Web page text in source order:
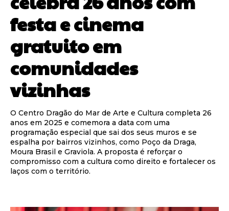
festa e cinema
gratuito em
comunidades
vizinhas
O Centro Dragão do Mar de Arte e Cultura completa 26
anos em 2025 e comemora a data com uma
programação especial que sai dos seus muros e se
espalha por bairros vizinhos, como Poço da Draga,
Moura Brasil e Graviola. A proposta é reforçar o
compromisso com a cultura como direito e fortalecer os
laços com o território.